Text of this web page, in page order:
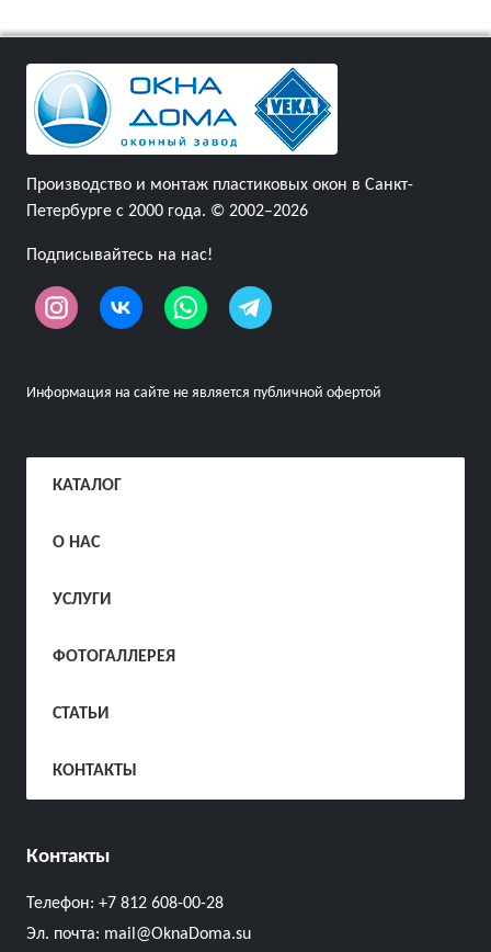
Производство и монтаж пластиковых окон в Санкт-
Петербурге с 2000 года. © 2002–2026
Подписывайтесь на нас!
Информация на сайте не является публичной офертой
КАТАЛОГ
О НАС
УСЛУГИ
ФОТОГАЛЛЕРЕЯ
СТАТЬИ
КОНТАКТЫ
Контакты
Телефон: +7 812 608-00-28
Эл. почта: mail@OknaDoma.su